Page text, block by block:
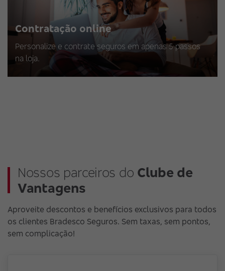
Contratação online
Personalize e contrate seguros em apenas 5 passos
na loja.
Nossos parceiros do Clube de
Vantagens
Aproveite descontos e benefícios exclusivos para todos
os clientes Bradesco Seguros. Sem taxas, sem pontos,
sem complicação!